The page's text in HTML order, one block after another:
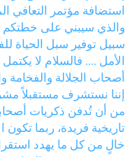
استضافة مؤتمر التعافي
والذي سيبني على خطتكم
سبيل توفير سبل الحياة
الأمل .... فالسلام لا يكتمل
أصحاب الجلالة والفخامة
إننا نستشرف مستقبلاً
من أن تُدفن ذكريات
تاريخية فريدة، ربما
خالٍ من كل ما يهدد